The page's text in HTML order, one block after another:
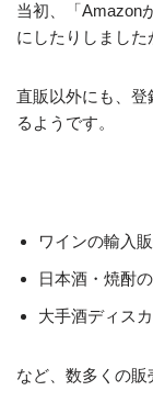
当初、「Amazon
にしたりしました
直販以外にも、
るようです。
ワインの輸入
日本酒・焼酎
大手酒ディス
など、数多くの販